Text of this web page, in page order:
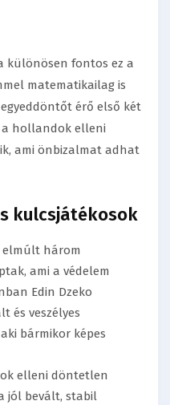
különösen fontos ez a
matematikailag is
érő első két
a hollandok elleni
ami önbizalmat adhat
kulcsjátékosok
elmúlt három
ami a védelem
Edin Dzeko
és veszélyes
bármikor képes
elleni döntetlen
jól bevált, stabil